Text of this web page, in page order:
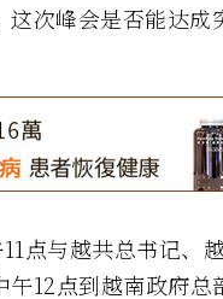
次峰会是否能达成
点与越共总书记、
12点到越南政府